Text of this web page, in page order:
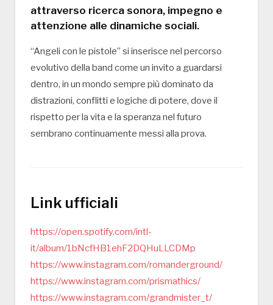
attraverso ricerca sonora, impegno e
attenzione alle dinamiche sociali.
“Angeli con le pistole” si inserisce nel percorso
evolutivo della band come un invito a guardarsi
dentro, in un mondo sempre più dominato da
distrazioni, conflitti e logiche di potere, dove il
rispetto per la vita e la speranza nel futuro
sembrano continuamente messi alla prova.
Link ufficiali
https://open.spotify.com/intl-
it/album/1bNcfHB1ehF2DQHuLLCDMp
https://www.instagram.com/romanderground/
https://www.instagram.com/prismathics/
https://www.instagram.com/grandmister_t/